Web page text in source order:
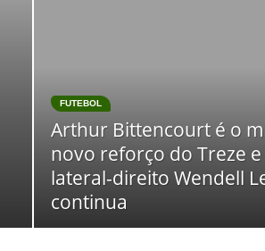
FUTEBOL
Arthur Bittencourt é o
novo reforço do Treze e
lateral-direito Wendell
continua